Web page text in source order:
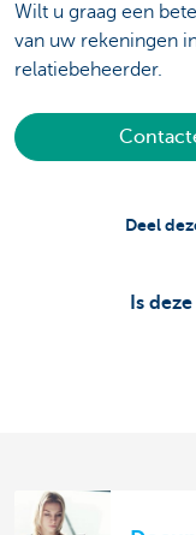
Wilt u graag een
van uw rekeningen
relatiebeheerder.
Is
Deel